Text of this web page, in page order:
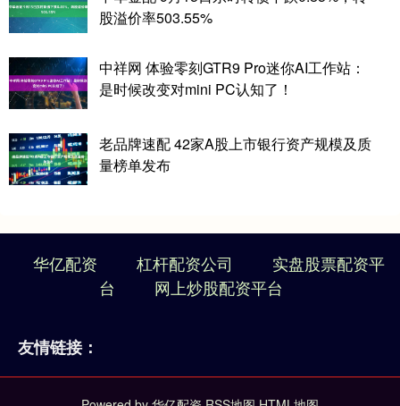
股溢价率503.55%
中祥网 体验零刻GTR9 Pro迷你AI工作站：
是时候改变对mini PC认知了！
老品牌速配 42家A股上市银行资产规模及质
量榜单发布
华亿配资 杠杆配资公司
实盘股票配资平
台
网上炒股配资平台
友情链接：